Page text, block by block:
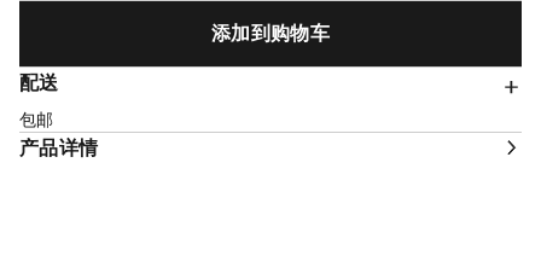
添加到购物车
配送
包邮
产品详情